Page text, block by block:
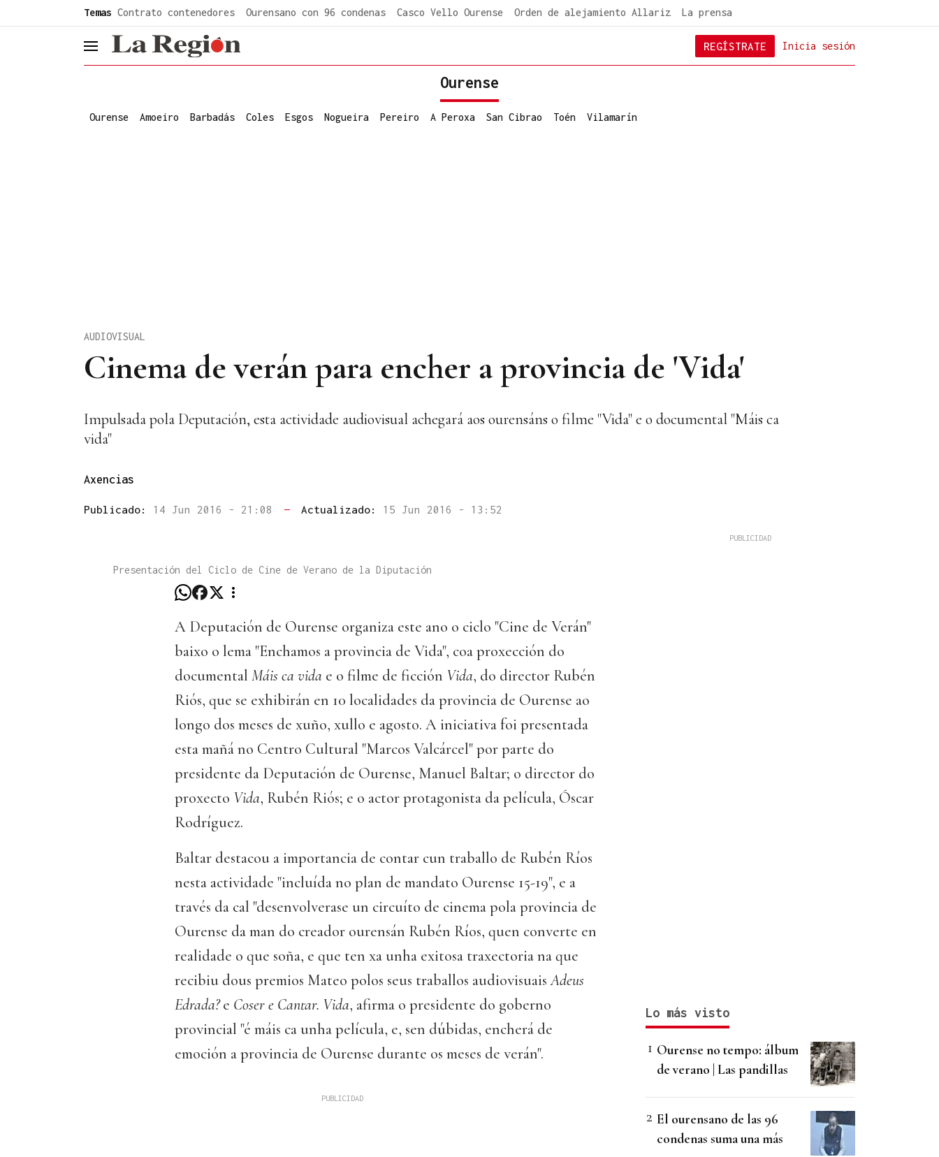
Temas Contrato contenedores Ourensano con 96 condenas Casco Vello Ourense Orden de alejamiento Allariz La prensa
header.menu.open Inicia sesión
REGÍSTRATE
Ourense
Ourense Amoeiro Barbadás Coles Esgos Nogueira Pereiro A Peroxa San Cibrao Toén Vilamarín
Cinema de verán para encher a provincia de 'Vida'
AUDIOVISUAL
Impulsada pola Deputación, esta actividade audiovisual achegará aos ourensáns o filme "Vida" e o documental "Máis ca
vida"
Axencias
Publicado: 14 Jun 2016 - 21:08 — Actualizado: 15 Jun 2016 - 13:52
Presentación del Ciclo de Cine de Verano de la Diputación
A Deputación de Ourense organiza este ano o ciclo "Cine de Verán"
baixo o lema "Enchamos a provincia de Vida", coa proxección do
documental Máis ca vida e o filme de ficción Vida, do director Rubén
Riós, que se exhibirán en 10 localidades da provincia de Ourense ao
longo dos meses de xuño, xullo e agosto. A iniciativa foi presentada
esta mañá no Centro Cultural "Marcos Valcárcel" por parte do
presidente da Deputación de Ourense, Manuel Baltar; o director do
proxecto Vida, Rubén Riós; e o actor protagonista da película, Óscar
Rodríguez.
Baltar destacou a importancia de contar cun traballo de Rubén Ríos
nesta actividade "incluída no plan de mandato Ourense 15-19", e a
través da cal "desenvolverase un circuíto de cinema pola provincia de
Ourense da man do creador ourensán Rubén Ríos, quen converte en
realidade o que soña, e que ten xa unha exitosa traxectoria na que
recibiu dous premios Mateo polos seus traballos audiovisuaisAdeus
Edrada?e Coser e Cantar. Vida, afirma o presidente do goberno
provincial "é máis ca unha película, e, sen dúbidas, encherá de
emoción a provincia de Ourense durante os meses de verán".
Lo más visto
Ourense no tempo: álbum
de verano | Las pandillas
El ourensano de las 96
condenas suma una más